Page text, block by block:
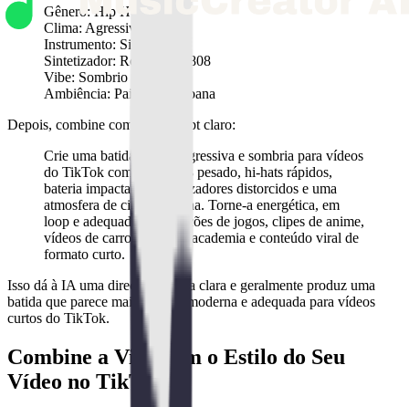
Gênero: Hip Hop
Clima: Agressivo
Instrumento: Sintetizador
Sintetizador: Roland TR-808
Vibe: Sombrio
Ambiência: Paisagem Urbana
Depois, combine com um prompt claro:
Crie uma batida de trap agressiva e sombria para vídeos
do TikTok com baixo 808 pesado, hi-hats rápidos,
bateria impactante, sintetizadores distorcidos e uma
atmosfera de cidade urbana. Torne-a energética, em
loop e adequada para edições de jogos, clipes de anime,
vídeos de carros, reels de academia e conteúdo viral de
formato curto.
Isso dá à IA uma direção criativa clara e geralmente produz uma
batida que parece mais focada, moderna e adequada para vídeos
curtos do TikTok.
Combine a Vibe com o Estilo do Seu
Vídeo no TikTok